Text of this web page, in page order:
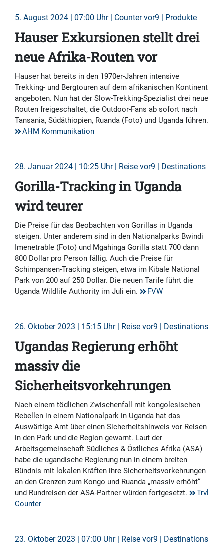
5. August 2024 | 07:00 Uhr | Counter vor9 | Produkte
Hauser Exkursionen stellt drei
neue Afrika-Routen vor
Hauser hat bereits in den 1970er-Jahren intensive
Trekking- und Bergtouren auf dem afrikanischen Kontinent
angeboten. Nun hat der Slow-Trekking-Spezialist drei neue
Routen freigeschaltet, die Outdoor-Fans ab sofort nach
Tansania, Südäthiopien, Ruanda (Foto) und Uganda führen.
AHM Kommunikation
28. Januar 2024 | 10:25 Uhr | Reise vor9 | Destinations
Gorilla-Tracking in Uganda
wird teurer
Die Preise für das Beobachten von Gorillas in Uganda
steigen. Unter anderem sind in den Nationalparks Bwindi
Imenetrable (Foto) und Mgahinga Gorilla statt 700 dann
800 Dollar pro Person fällig. Auch die Preise für
Schimpansen-Tracking steigen, etwa im Kibale National
Park von 200 auf 250 Dollar. Die neuen Tarife führt die
Uganda Wildlife Authority im Juli ein.
FVW
26. Oktober 2023 | 15:15 Uhr | Reise vor9 | Destinations
Ugandas Regierung erhöht
massiv die
Sicherheitsvorkehrungen
Nach einem tödlichen Zwischenfall mit kongolesischen
Rebellen in einem Nationalpark in Uganda hat das
Auswärtige Amt über einen Sicherheitshinweis vor Reisen
in den Park und die Region gewarnt. Laut der
Arbeitsgemeinschaft Südliches & Östliches Afrika (ASA)
habe die ugandische Regierung nun in einem breiten
Bündnis mit lokalen Kräften ihre Sicherheitsvorkehrungen
an den Grenzen zum Kongo und Ruanda „massiv erhöht“
und Rundreisen der ASA-Partner würden fortgesetzt.
Trvl
Counter
23. Oktober 2023 | 07:00 Uhr | Reise vor9 | Destinations